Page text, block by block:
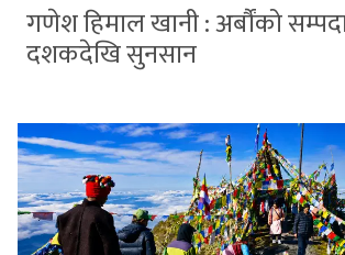
गणेश हिमाल खानी : अर्बौंको
दशकदेखि सुनसान